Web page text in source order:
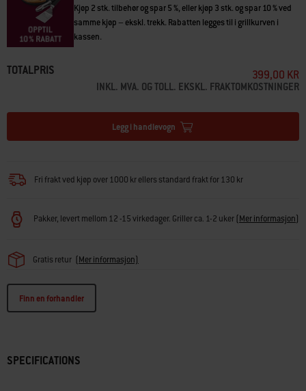
Kjøp 2 stk. tilbehør og spar 5 %, eller kjøp 3 stk. og spar 10 % ved
samme kjøp – ekskl. trekk. Rabatten legges til i grillkurven i
kassen.
TOTALPRIS 399,00 KR
INKL. MVA. OG TOLL. EKSKL. FRAKTOMKOSTNINGER
Legg i handlevogn
Fri frakt ved kjøp over 1000 kr ellers standard frakt for 130 kr
Pakker, levert mellom 12 -15 virkedager. Griller ca. 1-2 uker(Mer informasjon)
Gratis retur (Mer informasjon)
Finn en forhandler
SPECIFICATIONS